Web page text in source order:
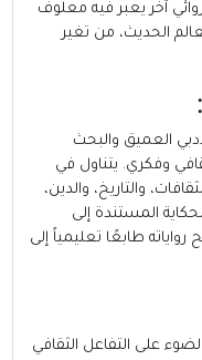
آخر يعبر فيه معلوف
الحديث، من تغير
العميق والبحث
وفكري. يتناول في
والتاريخ، والدين،
المستندة إلى
طابعًا تعليمياً إلى
على التفاعل الثقافي